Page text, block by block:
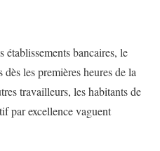
établissements bancaires, le
les premières heures de la
travailleurs, les habitants de
par excellence vaguent